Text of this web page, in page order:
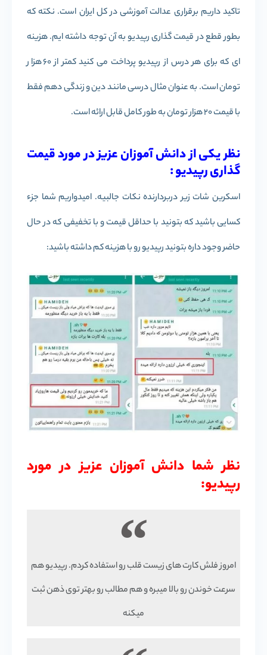
تاکید داریم برقراری عدالت آموزشی در کل ایران است. نکته که
بطور قطع در قیمت گذاری رپیدیو به آن توجه داشته ایم. هزینه
ای که برای هر درس از رپیدیو پرداخت می کنید کمتر از 60 هزار
تومان است. به عنوان مثال درسی مانند دین و زندگی دهم فقط
با قیمت 20 هزار تومان به طور کامل قابل ارائه است.
نظر یکی از دانش آموزان عزیز در مورد قیمت
گذاری رپیدیو :
اسکرین شات زیر دربردارنده نکات جالبیه. امیدواریم شما جزء
کسایی باشید که بتونید با حداقل قیمت و با تخفیفی که در حال
حاضر وجود داره بتونید رپیدیو رو با هزینه کم داشته باشید:
نظر شما دانش آموزان عزیز در مورد
رپیدیو:
امروز فلش کارت های زیست قلب رو استفاده کردم. رپیدیو هم
سرعت خوندن رو بالا میبره و هم مطالب رو بهتر توی ذهن ثبت
میکنه